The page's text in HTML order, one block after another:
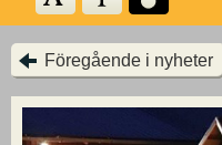
Föregående i nyheter